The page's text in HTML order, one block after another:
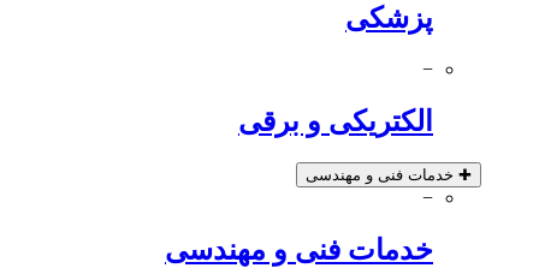
پزشکی
−
الکتریکی و برقی
✚ خدمات فنی و مهندسی
−
خدمات فنی و مهندسی